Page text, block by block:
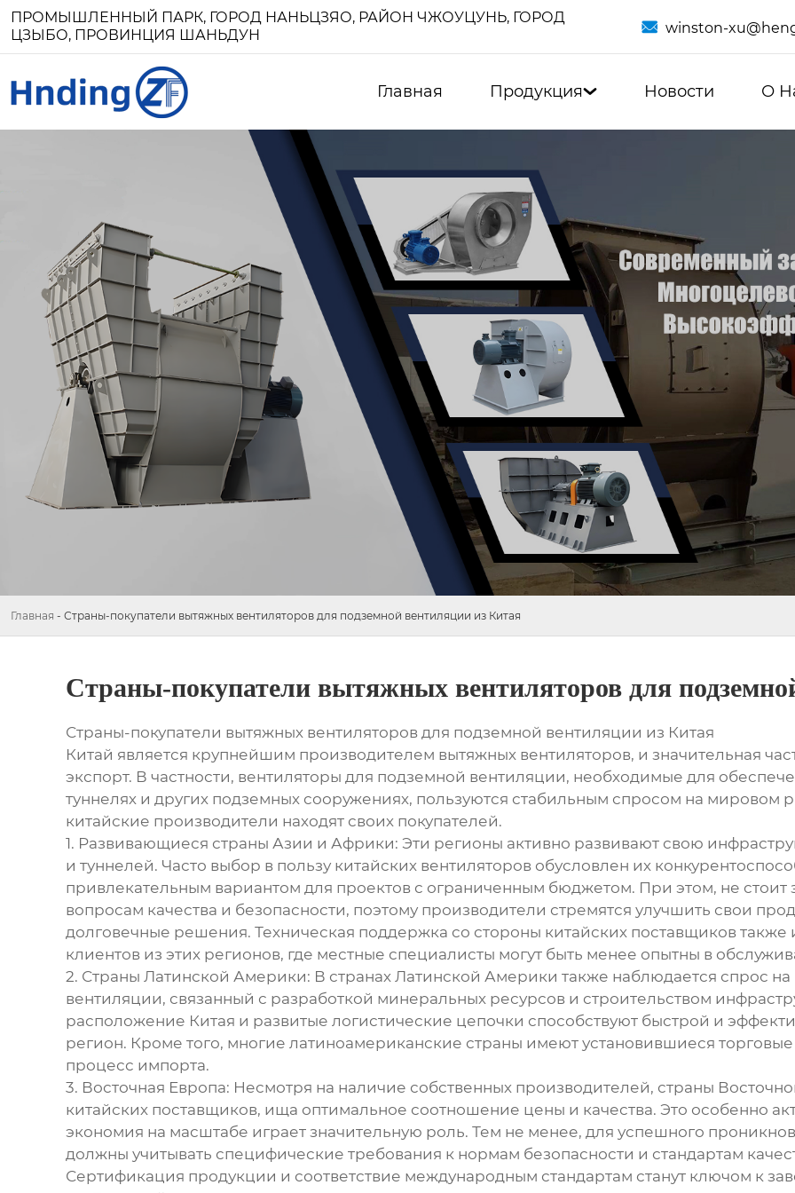
ПРОМЫШЛЕННЫЙ ПАРК, ГОРОД НАНЬЦЗЯО, РАЙОН ЧЖОУЦУНЬ, ГОРОД
ЦЗЫБО, ПРОВИНЦИЯ ШАНЬДУН
 winston-
Главная Продукция Новости О
Главная - Страны-покупатели вытяжных вентиляторов для подземной вентиляции из Китая
Страны-покупатели вытяжных вентиляторов для
Страны-покупатели вытяжных вентиляторов для подземной вентиляции из Китая
Китай является крупнейшим производителем вытяжных вентиляторов, и значительная
экспорт. В частности, вентиляторы для подземной вентиляции, необходимые для
туннелях и других подземных сооружениях, пользуются стабильным спросом на мировом
китайские производители находят своих покупателей.
1. Развивающиеся страны Азии и Африки: Эти регионы активно развивают свою
и туннелей. Часто выбор в пользу китайских вентиляторов обусловлен их
привлекательным вариантом для проектов с ограниченным бюджетом. При этом, не стоит
вопросам качества и безопасности, поэтому производители стремятся улучшить свои
долговечные решения. Техническая поддержка со стороны китайских поставщиков
клиентов из этих регионов, где местные специалисты могут быть менее опытны в
2. Страны Латинской Америки: В странах Латинской Америки также наблюдается спрос
вентиляции, связанный с разработкой минеральных ресурсов и строительством
расположение Китая и развитые логистические цепочки способствуют быстрой и
регион. Кроме того, многие латиноамериканские страны имеют установившиеся
процесс импорта.
3. Восточная Европа: Несмотря на наличие собственных производителей, страны
китайских поставщиков, ища оптимальное соотношение цены и качества. Это особенно
экономия на масштабе играет значительную роль. Тем не менее, для успешного
должны учитывать специфические требования к нормам безопасности и стандартам
Сертификация продукции и соответствие международным стандартам станут ключом к